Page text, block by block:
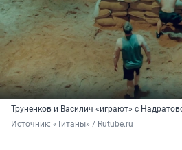
Труненков и Василич «играют» с
Источник: «Титаны» / Rutube.ru